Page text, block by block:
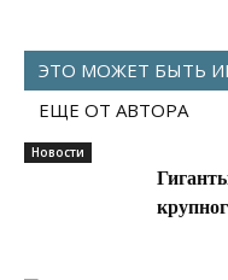
ЭТО МОЖЕТ БЫТЬ
ЕЩЕ ОТ АВТОРА
Новости